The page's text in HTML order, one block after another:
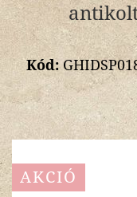
Kód:
AKCIÓ